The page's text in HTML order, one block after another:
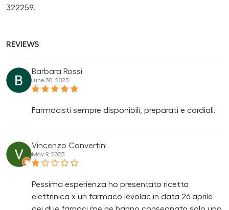
322259.
REVIEWS
Barbara Rossi
June 30, 2023
Farmacisti sempre disponibili, preparati e cordiali.
Vincenzo Convertini
May 9, 2023
Pessima esperienza ho presentato ricetta
elettrinica x un farmaco levolac in data 26 aprile